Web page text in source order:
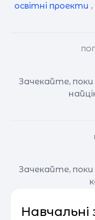
освітні проекти ,
Зачекайте,
Зачекайте,
Навчальні